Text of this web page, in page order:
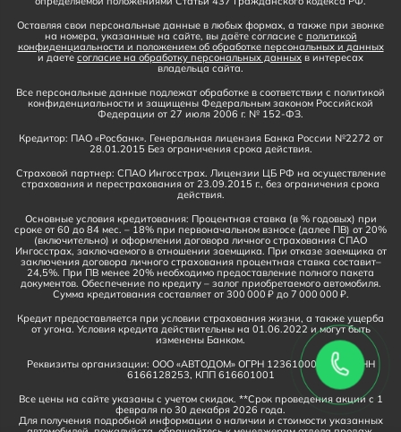
Оставляя свои персональные данные в любых формах, а также при звонке
на номера, указанные на сайте, вы даёте согласие с политикой
конфиденциальности и положением об обработке персональных и данных
и даете согласие на обработку персональных данных в интересах
владельца сайта.
Все персональные данные подлежат обработке в соответствии с политикой
конфиденциальности и защищены Федеральным законом Российской
Федерации от 27 июля 2006 г. № 152-ФЗ.
Кредитор: ПАО «Росбанк». Генеральная лицензия Банка России №2272 от
28.01.2015 Без ограничения срока действия.
Страховой партнер: СПАО Ингосстрах. Лицензии ЦБ РФ на осуществление
страхования и перестрахования от 23.09.2015 г., без ограничения срока
действия.
Основные условия кредитования: Процентная ставка (в % годовых) при
сроке от 60 до 84 мес. – 18% при первоначальном взносе (далее ПВ) от 20%
(включительно) и оформлении договора личного страхования СПАО
Ингосстрах, заключаемого в отношении заемщика. При отказе заемщика от
заключения договора личного страхования процентная ставка составит–
24,5%. При ПВ менее 20% необходимо предоставление полного пакета
документов. Обеспечение по кредиту – залог приобретаемого автомобиля.
Сумма кредитования составляет от 300 000 ₽ до 7 000 000 ₽.
Кредит предоставляется при условии страхования жизни, а также ущерба
от угона. Условия кредита действительны на 01.06.2022 и могут быть
изменены Банком.
Реквизиты организации: ООО «АВТОДОМ» ОГРН 1236100016910, ИНН
6166128253, КПП 616601001
Все цены на сайте указаны с учетом скидок. **Срок проведения акции с 1
февраля по 30 декабря 2026 года.
Для получения подробной информации о наличии и стоимости указанных